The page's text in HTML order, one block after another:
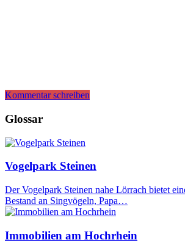
Kommentar schreiben
Glossar
Vogelpark Steinen
Der Vogelpark Steinen nahe Lörrach bietet
Bestand an Singvögeln, Papa…
Immobilien am Hochrhein